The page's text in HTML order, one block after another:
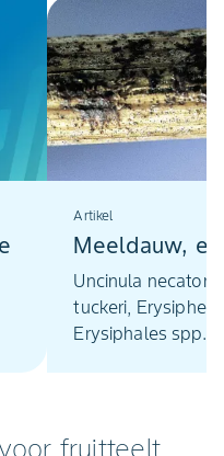
Artikel
Meeldauw,
Uncinula necator,
tuckeri, Erysiphe
Erysiphales spp.,
Sphaerotheca
fruitteelt